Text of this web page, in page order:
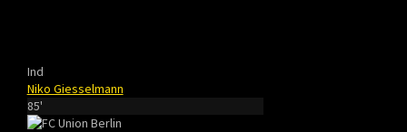
Ind
Niko Giesselmann
85'